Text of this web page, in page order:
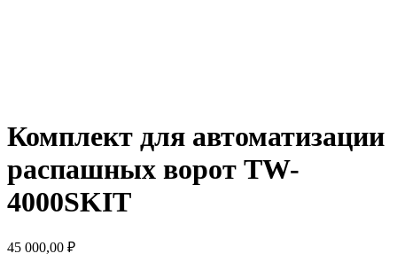
Комплект для автоматизации
распашных ворот TW-
4000SKIT
45 000,00 ₽